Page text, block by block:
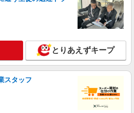
詳細を見る
仕事No/0905450
み込み・梱包
1250円交通費全額支給
府門真市 ＊バイク通勤OK
詳細を見る
とりあえずキープ
スタッフ